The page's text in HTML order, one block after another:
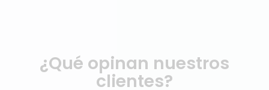
¿Qué opinan nuestros
clientes?